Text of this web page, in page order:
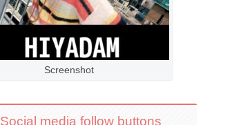
Screenshot
Social media follow buttons